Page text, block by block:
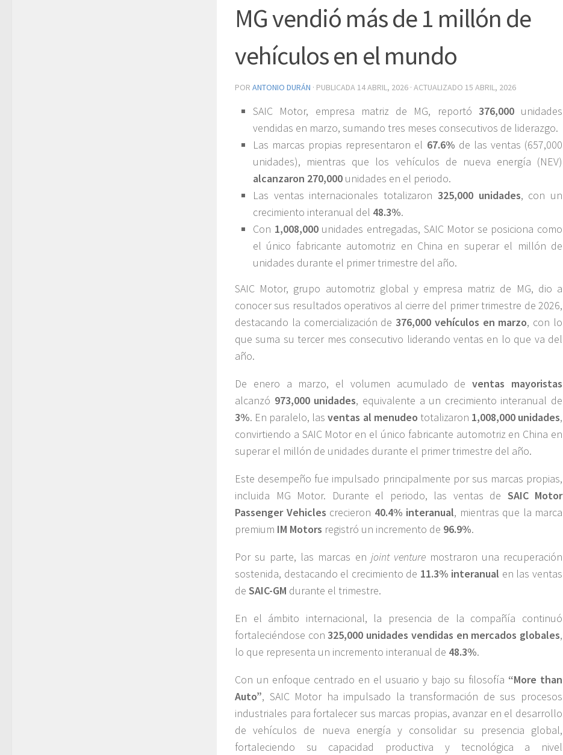
MG vendió más de 1 millón de
vehículos en el mundo
POR ANTONIO DURÁN · PUBLICADA 14 ABRIL, 2026 · ACTUALIZADO 15 ABRIL, 2026
SAIC Motor, empresa matriz de MG, reportó 376,000unidades
vendidas en marzo, sumando tres meses consecutivos de liderazgo.
Las marcas propias representaron el 67.6% de las ventas (657,000
unidades), mientras que los vehículos de nueva energía (NEV)
alcanzaron 270,000 unidades en el periodo.
Las ventas internacionales totalizaron 325,000 unidades, con un
crecimiento interanual del 48.3%.
Con 1,008,000unidades entregadas, SAIC Motor se posiciona como
el único fabricante automotriz en China en superar el millón de
unidades durante el primer trimestre del año.
SAIC Motor, grupo automotriz global y empresa matriz de MG, dio a
conocer sus resultados operativos al cierre del primer trimestre de 2026,
destacando la comercialización de376,000 vehículos en marzo, con lo
que suma su tercer mes consecutivo liderando ventas en lo que va del
año.
De enero a marzo, el volumen acumulado deventas mayoristas
alcanzó 973,000 unidades, equivalente a un crecimiento interanual de
3%. En paralelo, lasventas al menudeo totalizaron 1,008,000 unidades,
convirtiendo a SAIC Motor en el único fabricante automotriz en China en
superar el millón de unidades durante el primer trimestre del año.
Este desempeño fue impulsado principalmente por sus marcas propias,
incluida MG Motor. Durante el periodo, las ventas de SAIC Motor
Passenger Vehicles crecieron 40.4% interanual, mientras que la marca
premium IM Motors registró un incremento de 96.9%.
Por su parte, las marcas en joint venturemostraron una recuperación
sostenida, destacando el crecimiento de 11.3% interanual en las ventas
de SAIC-GM durante el trimestre.
En el ámbito internacional, la presencia de la compañía continuó
fortaleciéndose con325,000 unidades vendidas en mercados globales,
lo que representa un incremento interanual de 48.3%.
Con un enfoque centrado en el usuario y bajo su filosofía “More than
Auto”, SAIC Motor ha impulsado la transformación de sus procesos
industriales para fortalecer sus marcas propias, avanzar en el desarrollo
de vehículos de nueva energía y consolidar su presencia global,
fortaleciendo su capacidad productiva y tecnológica a nivel